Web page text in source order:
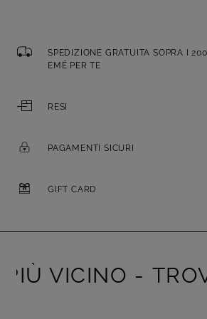
SPEDIZIONE GRATUITA SOPRA I
EMÉ PER TE
RESI
PAGAMENTI SICURI
GIFT CARD
VICINO -